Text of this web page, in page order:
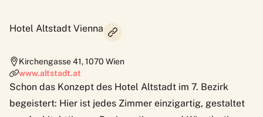
Hotel Altstadt Vienna
Kirchengasse 41,1070 Wien
www.altstadt.at
Schon das Konzept des Hotel Altstadt im 7. Bezirk
begeistert: Hier ist jedes Zimmer einzigartig, gestaltet